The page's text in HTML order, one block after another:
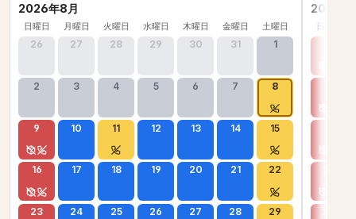
2026年8月
日曜日 月曜日 火曜日 水曜日 木曜日 金曜日 土曜日
26 27 28 29 30 31 1
2 3 4 5 6 7 8
9 10 11 12 13 14 15
16 17 18 19 20 21 22
23 24 25 26 27 28 29
2026年
日曜日